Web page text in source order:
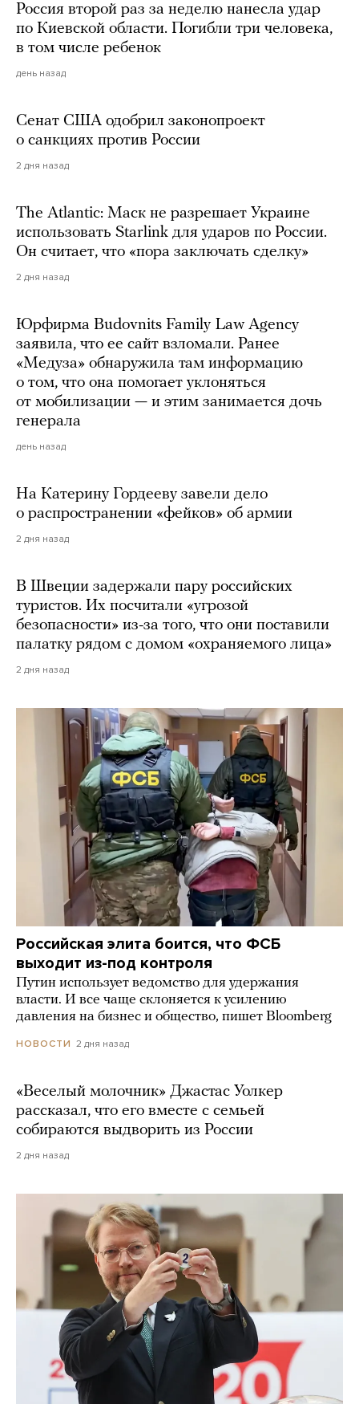
Россия второй раз за неделю нанесла удар
по Киевской области. Погибли три человека,
в том числе ребенок
день назад
Сенат США одобрил законопроект
о санкциях против России
2 дня назад
The Atlantic: Маск не разрешает Украине
использовать Starlink для ударов по России.
Он считает, что «пора заключать сделку»
2 дня назад
Юрфирма Budovnits Family Law Agency
заявила, что ее сайт взломали. Ранее
«Медуза» обнаружила там информацию
о том, что она помогает уклоняться
от мобилизации — и этим занимается дочь
генерала
день назад
На Катерину Гордееву завели дело
о распространении «фейков» об армии
2 дня назад
В Швеции задержали пару российских
туристов. Их посчитали «угрозой
безопасности» из-за того, что они поставили
палатку рядом с домом «охраняемого лица»
2 дня назад
Российская элита боится, что ФСБ
выходит из-под контроля
Путин использует ведомство для удержания
власти. И все чаще склоняется к усилению
давления на бизнес и общество, пишет Bloomberg
НОВОСТИ 2 дня назад
«Веселый молочник» Джастас Уолкер
рассказал, что его вместе с семьей
собираются выдворить из России
2 дня назад